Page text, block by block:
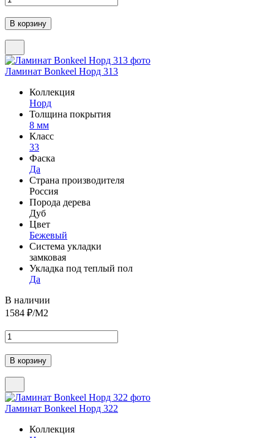
Ламинат Bonkeel Норд 313
Коллекция
Норд
Толщина покрытия
8 мм
Класс
33
Фаска
Да
Страна производителя
Россия
Порода дерева
Дуб
Цвет
Бежевый
Система укладки
замковая
Укладка под теплый пол
Да
В наличии
1584 ₽/М2
Ламинат Bonkeel Норд 322
Коллекция